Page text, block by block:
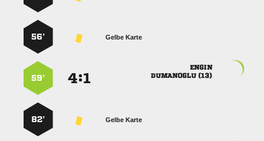
Gelbe Karte
56’

 
:
59’
Gelbe Karte
82’